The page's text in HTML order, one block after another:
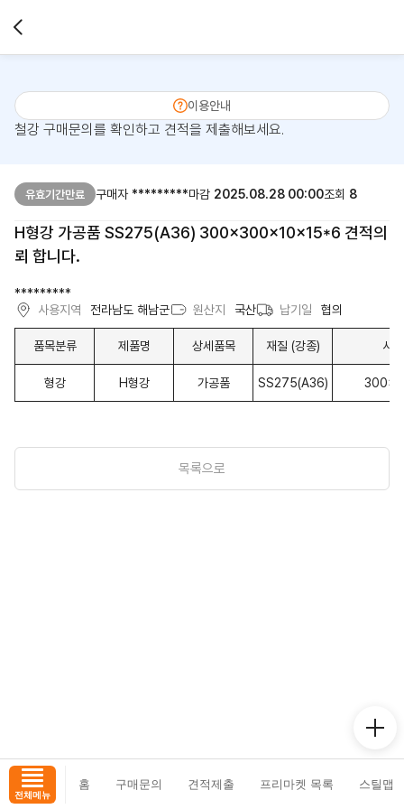
이용안내
철강 구매문의를 확인하고 견적을 제출해보세요.
유효기간만료 구매자 *********마감 2025.08.28 00:00조회 8
H형강 가공품 SS275(A36) 300x300x10x15*6 견적의
뢰 합니다.
*********
사용지역
전라남도 해남군 원산지 국산 납기일 협의
품목분류 제품명 상세품목 재질 (강종) 사
형강 H형강 가공품 SS275(A36)
목록으로
전체메뉴
홈 구매문의 견적제출 프리마켓 목록 스틸맵